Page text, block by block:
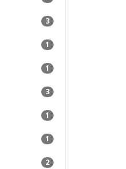
3
1
1
3
1
1
2